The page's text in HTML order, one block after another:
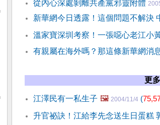
從內心深處剝離共產黨邪靈附體
新華網今日透露！這個問題不解決
溫家寶深圳考察！一張噁心老江小
有親屬在海外嗎？那這條新華網消
更
江澤民有一私生子 🖼️ 2004/11/4 (
升官祕訣！江給李先念送生日蛋糕